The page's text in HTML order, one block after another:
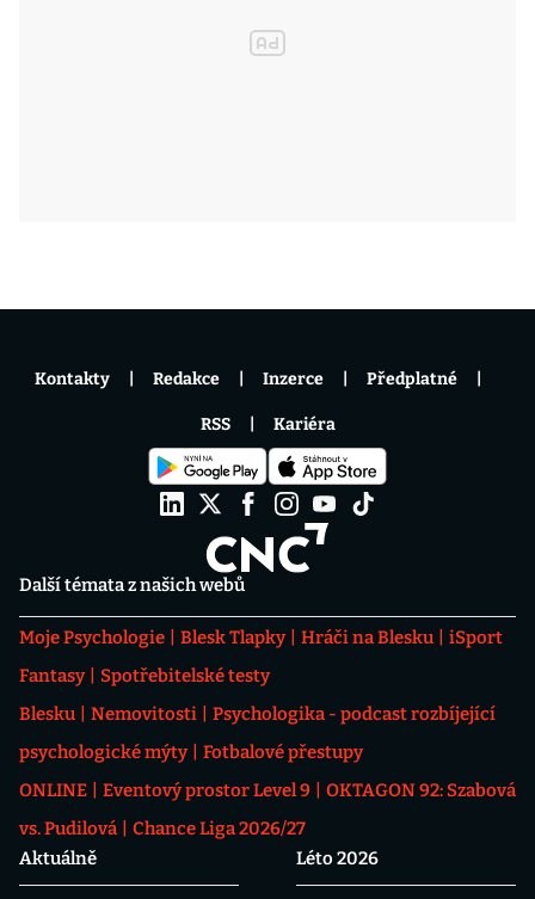
Další témata z našich webů
Moje Psychologie Blesk Tlapky Hráči na Blesku
iSport
Fantasy
Spotřebitelské testy
Blesku
Nemovitosti
Psychologika - podcast rozbíjející
psychologické mýty
Fotbalové přestupy
ONLINE
Eventový prostor Level 9
OKTAGON 92: Szabová
vs. Pudilová
Chance Liga 2026/27
Aktuálně
Léto 2026
Kontakty Redakce Inzerce Předplatné
RSS Kariéra